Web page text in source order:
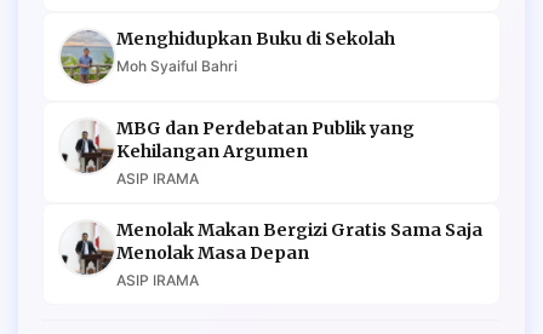
Menghidupkan Buku di Sekolah
Moh Syaiful Bahri
MBG dan Perdebatan Publik yang
Kehilangan Argumen
ASIP IRAMA
Menolak Makan Bergizi Gratis Sama Saja
Menolak Masa Depan
ASIP IRAMA